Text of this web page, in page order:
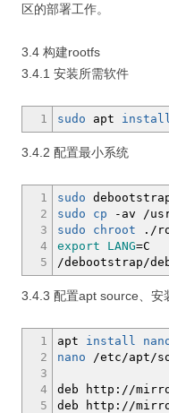
区的部署工作。
3.4 构建rootfs
3.4.1 安装所需软件
1 sudo apt install
3.4.2 配置最小系统
1
2
3
4
5
sudo
sudo
cp -av /
sudo
chroot . /
export
LANG=C
/debootstrap /
3.4.3 配置apt source、安
1
2
3
4
5
apt install
nano
/etc /apt /
deb http: //
deb http: //